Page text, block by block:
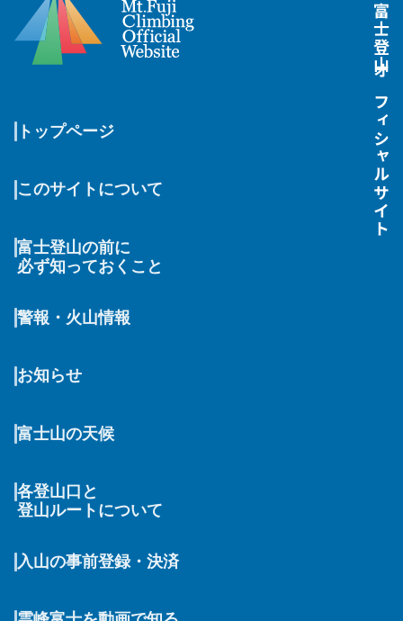
トップページ
このサイトについて
富士登山の前に
必ず知っておくこと
警報・火山情報
お知らせ
富士山の天候
各登山口と
登山ルートについて
入山の事前登録・決済
富士登山オフィシャルサイト